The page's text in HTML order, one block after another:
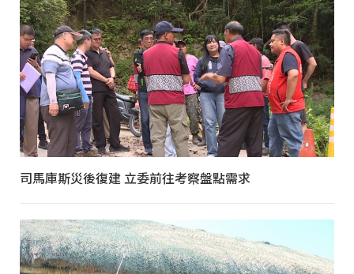
司馬庫斯災後復建 立委前往考察盤點需求